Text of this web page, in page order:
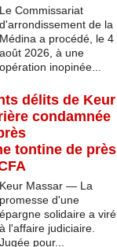
Le Commissariat
d'arrondissement de la
Médina a procédé, le 4
août 2026, à une
opération inopinée...
délits de Keur
condamnée
tontine de près
Keur Massar — La
promesse d'une
épargne solidaire a viré
à l'affaire judiciaire.
Jugée pour...